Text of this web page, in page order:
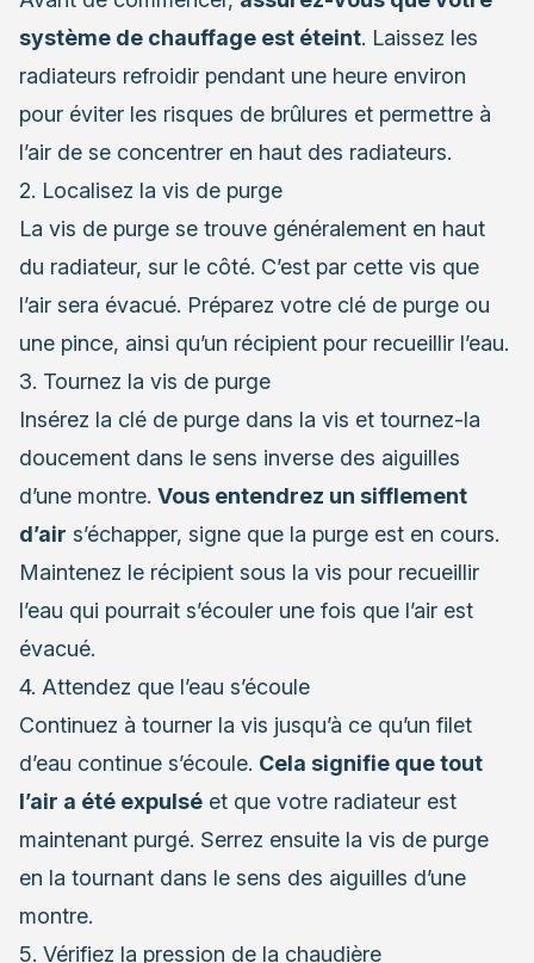
système de chauffage est éteint. Laissez les
radiateurs refroidir pendant une heure environ
pour éviter les risques de brûlures et permettre à
l’air de se concentrer en haut des radiateurs.
2. Localisez la vis de purge
La vis de purge se trouve généralement en haut
du radiateur, sur le côté. C’est par cette vis que
l’air sera évacué. Préparez votre clé de purge ou
une pince, ainsi qu’un récipient pour recueillir l’eau.
3. Tournez la vis de purge
Insérez la clé de purge dans la vis et tournez-la
doucement dans le sens inverse des aiguilles
d’une montre. Vous entendrez un sifflement
d’air s’échapper, signe que la purge est en cours.
Maintenez le récipient sous la vis pour recueillir
l’eau qui pourrait s’écouler une fois que l’air est
évacué.
4. Attendez que l’eau s’écoule
Continuez à tourner la vis jusqu’à ce qu’un filet
d’eau continue s’écoule. Cela signifie que tout
l’air a été expulsé et que votre radiateur est
maintenant purgé. Serrez ensuite la vis de purge
en la tournant dans le sens des aiguilles d’une
montre.
5. Vérifiez la pression de la chaudière